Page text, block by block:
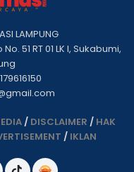
LAMPUNG
51 RT 01 LK I, Sukabumi,
/ DISCLAIMER / HAK
/ IKLAN